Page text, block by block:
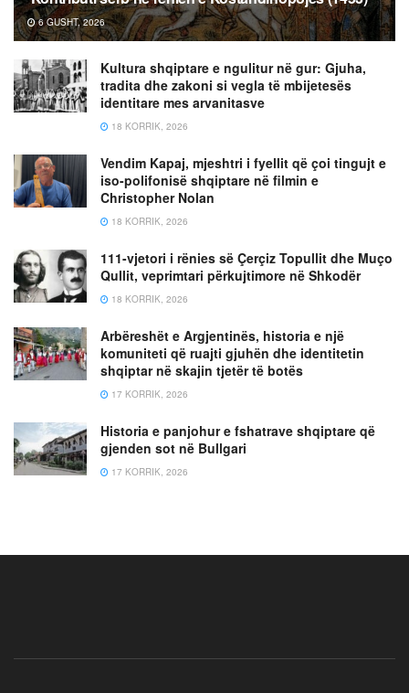
6 GUSHT, 2026
Kultura shqiptare e ngulitur në gur: Gjuha,
tradita dhe zakoni si vegla të mbijetesës
identitare mes arvanitasve
18 KORRIK, 2026
Vendim Kapaj, mjeshtri i fyellit që çoi tingujt e
iso-polifonisë shqiptare në filmin e
Christopher Nolan
18 KORRIK, 2026
111-vjetori i rënies së Çerçiz Topullit dhe Muço
Qullit, veprimtari përkujtimore në Shkodër
18 KORRIK, 2026
Arbëreshët e Argjentinës, historia e një
komuniteti që ruajti gjuhën dhe identitetin
shqiptar në skajin tjetër të botës
17 KORRIK, 2026
Historia e panjohur e fshatrave shqiptare që
gjenden sot në Bullgari
17 KORRIK, 2026